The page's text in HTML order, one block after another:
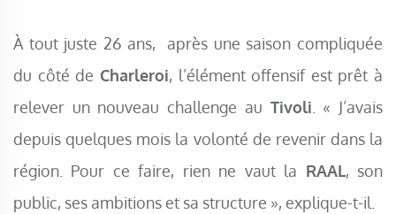
À tout juste 26 ans, après une saison compliquée
du côté de Charleroi, l’élément offensif est prêt à
relever un nouveau challenge au Tivoli . « J’avais
depuis quelques mois la volonté de revenir dans la
région. Pour ce faire, rien ne vaut la RAAL, son
public, ses ambitions et sa structure », explique-t-il.